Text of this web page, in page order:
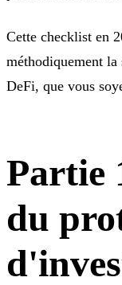
Cette checklist en
méthodiquement la
DeFi, que vous
Partie
du